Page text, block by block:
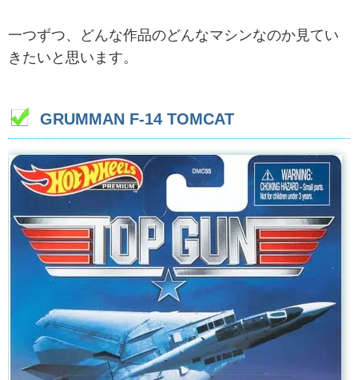
一つずつ、どんな作品のどんなマシンなのか見てい
きたいと思います。
GRUMMAN F-14 TOMCAT